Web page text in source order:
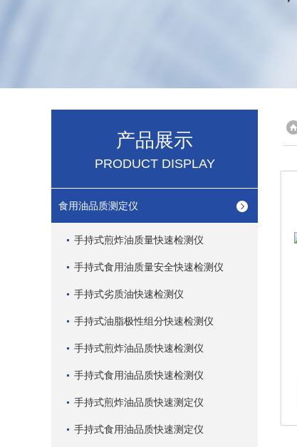
产品展示
PRODUCT DISPLAY
食用油品质测定仪
手持式煎炸油质量快速检测仪
手持式食用油质量安全快速检测仪
手持式劣质油快速检测仪
手持式油脂极性组分快速检测仪
手持式煎炸油品质快速检测仪
手持式食用油品质快速检测仪
手持式煎炸油品质快速测定仪
手持式食用油品质快速测定仪